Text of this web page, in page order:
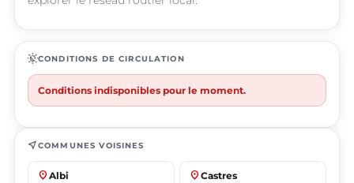
routineCONDITIONS DE CIRCULATION
Conditions indisponibles pour le moment.
near_meCOMMUNES VOISINES
place Albi place Castres